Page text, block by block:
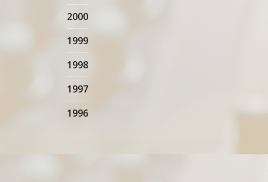
2000
1999
1998
1997
1996